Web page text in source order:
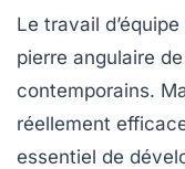
Le travail d’équipe
pierre angulaire
contemporains.
réellement
essentiel de